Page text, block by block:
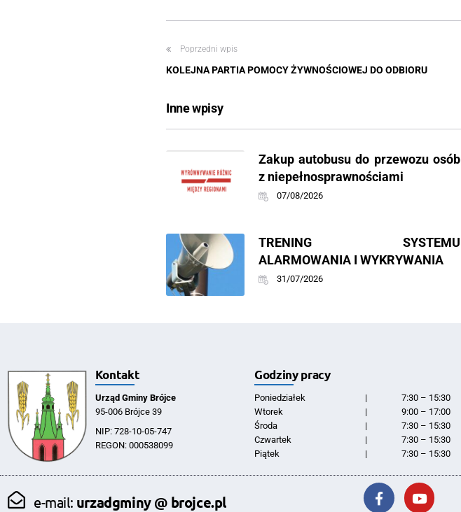
Poprzedni wpis
KOLEJNA PARTIA POMOCY ŻYWNOŚCIOWEJ DO ODBIORU
Inne wpisy
Zakup autobusu do przewozu osób
z niepełnosprawnościami
07/08/2026
TRENING SYSTEMU
ALARMOWANIA I WYKRYWANIA
31/07/2026
Kontakt
Urząd Gminy Brójce
95-006 Brójce 39
NIP: 728-10-05-747
REGON: 000538099
Godziny pracy
Poniedziałek |
7:30 – 15:30
Wtorek
|
9:00 – 17:00
Środa
|
7:30 – 15:30
Czwartek
|
7:30 – 15:30
Piątek
| 7:30 – 15:30
e-mail: urzadgminy @ brojce.pl